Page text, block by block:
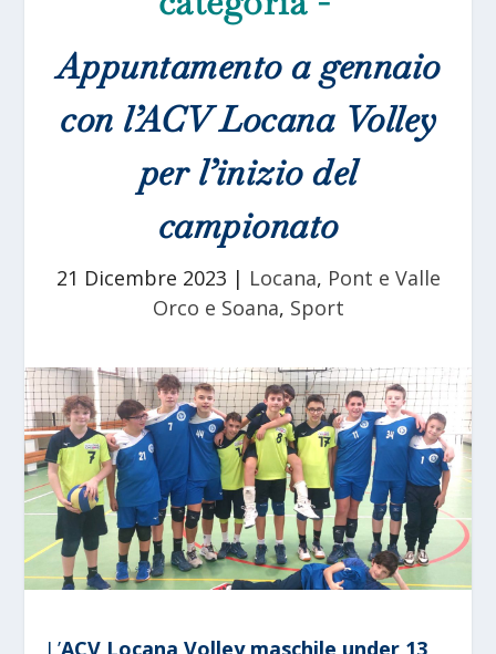
Appuntamento a gennaio
con l’ACV Locana Volley
per l’inizio del
campionato
21 Dicembre 2023 | Locana, Pont e Valle
Orco e Soana, Sport